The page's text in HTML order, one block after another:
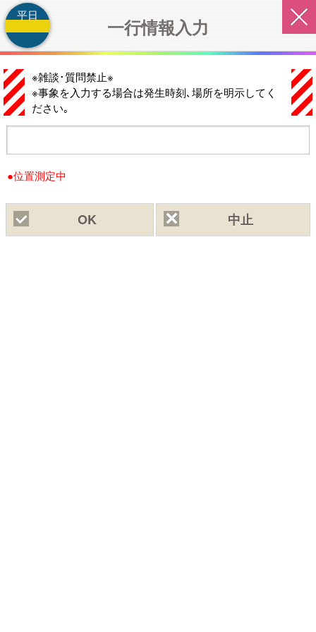
一行情報入力
平日
※雑談･質問禁止※
※事象を入力する場合は発生時刻､場所を明示してく
ださい｡
●位置測定中
OK 中止